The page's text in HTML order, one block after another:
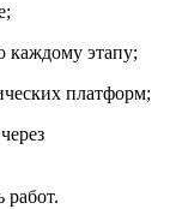
каждому этапу;
платформ;
работ.